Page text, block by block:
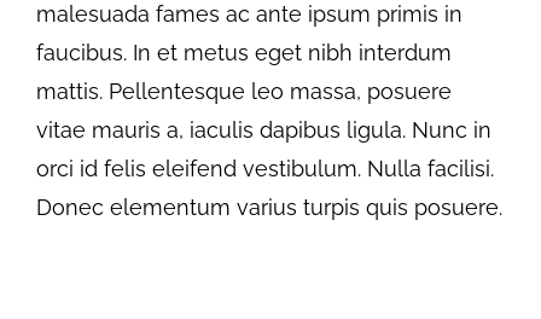
malesuada fames ac ante ipsum primis in
faucibus. In et metus eget nibh interdum
mattis. Pellentesque leo massa, posuere
vitae mauris a, iaculis dapibus ligula. Nunc in
orci id felis eleifend vestibulum. Nulla facilisi.
Donec elementum varius turpis quis posuere.